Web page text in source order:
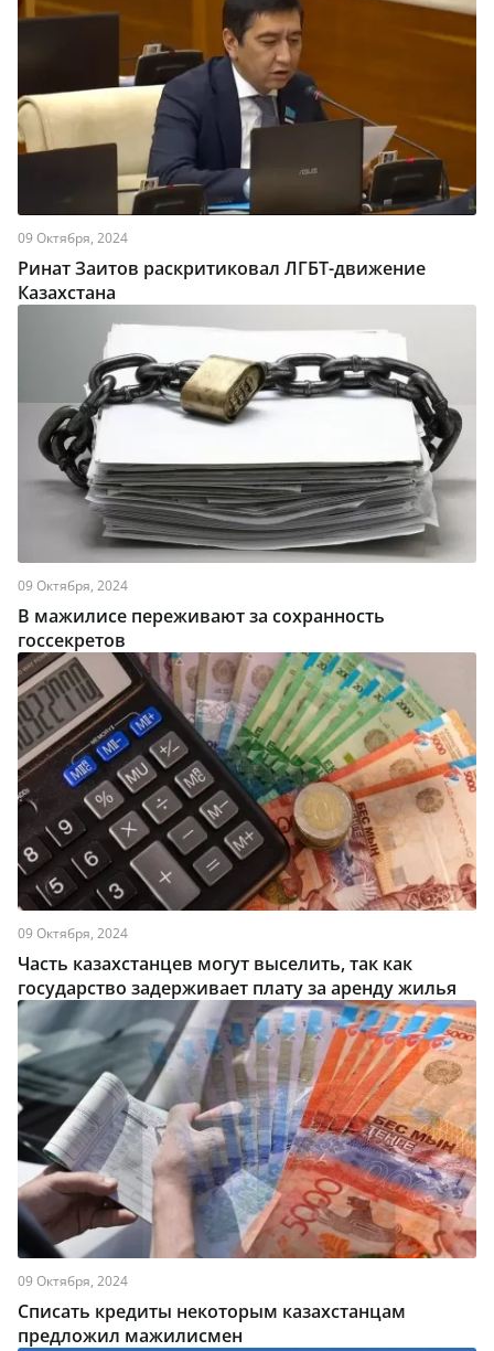
09 Октября, 2024
Ринат Заитов раскритиковал ЛГБТ-движение
Казахстана
09 Октября, 2024
В мажилисе переживают за сохранность
госсекретов
09 Октября, 2024
Часть казахстанцев могут выселить, так как
государство задерживает плату за аренду жилья
09 Октября, 2024
Списать кредиты некоторым казахстанцам
предложил мажилисмен